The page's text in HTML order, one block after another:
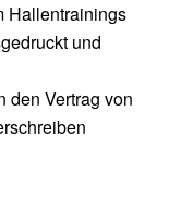
Hallentrainings
und
den Vertrag von